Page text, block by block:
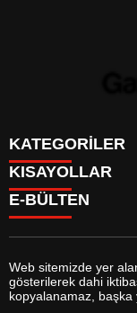
KATEGORİLER
GÜNDEM
DÜNYA
SİYASET
MAGAZİN
SAĞLIK
EĞİTİM
YAŞAM
KISAYOLLAR
BURÇLAR
FİKSTÜR
FİRMA EKLE
FİRMA REHBERİ
E-BÜLTEN
gazeteekonomi.com
Web sitemizde yer
gösterilerek dahi
kopyalanamaz, başka